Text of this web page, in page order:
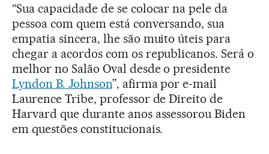
“Sua capacidade de se colocar na pele da
pessoa com quem está conversando, sua
empatia sincera, lhe são muito úteis para
chegar a acordos com os republicanos. Será o
melhor no Salão Oval desde o presidente
Lyndon B. Johnson”, afirma por e-mail
Laurence Tribe, professor de Direito de
Harvard que durante anos assessorou Biden
em questões constitucionais.